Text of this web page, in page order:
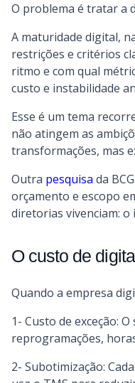
O problema é tratar a
A maturidade digital,
restrições e critérios
ritmo e com qual
custo e instabilidade
Esse é um tema
não atingem as
transformações, mas
Outra pesquisa da
orçamento e escopo
diretorias vivenciam:
O custo de
Quando a empresa
1- Custo de exceção:
reprogramações,
2- Subotimização: